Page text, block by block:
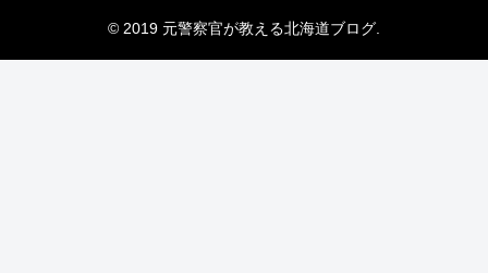
© 2019 元警察官が教える北海道ブログ.